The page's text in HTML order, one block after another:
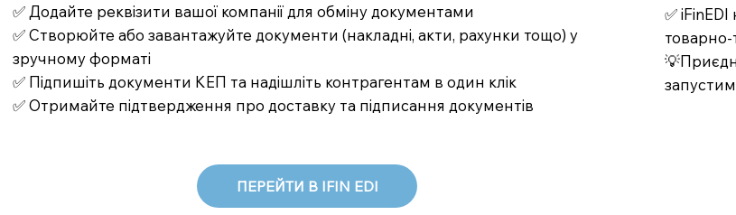
✅ Додайте реквізити вашої компанії для обміну документами
✅ Створюйте або завантажуйте документи (накладні, акти, рахунки тощо) у
зручному форматі
✅ Підпишіть документи КЕП та надішліть контрагентам в один клік
✅ Отримайте підтвердження про доставку та підписання документів
ПЕРЕЙТИ В IFIN EDI
✅
товарно-